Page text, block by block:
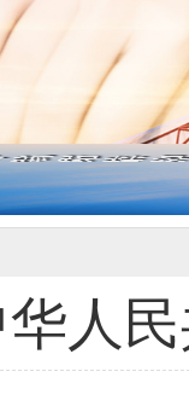
华人